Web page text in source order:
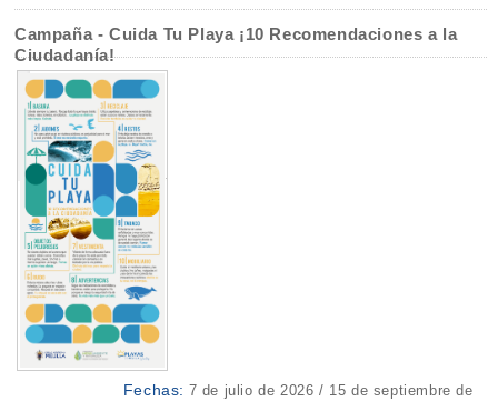
Campaña - Cuida Tu Playa ¡10 Recomendaciones a la
Ciudadanía!
Fechas: 7 de julio de 2026 / 15 de septiembre de